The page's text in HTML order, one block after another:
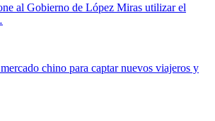
al Gobierno de López Miras utilizar el
chino para captar nuevos viajeros y